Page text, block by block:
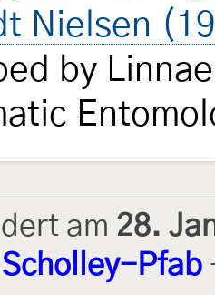
Nielsen
by
am 28.
Pfab